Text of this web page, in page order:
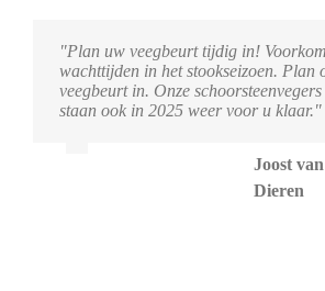
"Plan uw veegbeurt tijdig in!
wachttijden in het stookseizoen. Plan
veegbeurt in. Onze
staan ook in 2025 weer voor u klaar."
Joost van
Dieren